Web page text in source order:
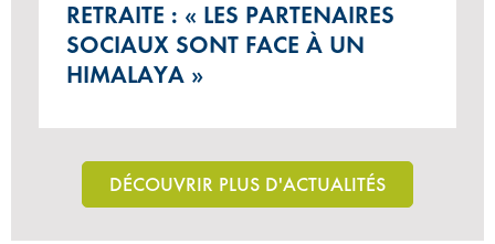
RETRAITE : « LES PARTENAIRES
SOCIAUX SONT FACE À UN
HIMALAYA »
DÉCOUVRIR PLUS D'ACTUALITÉS